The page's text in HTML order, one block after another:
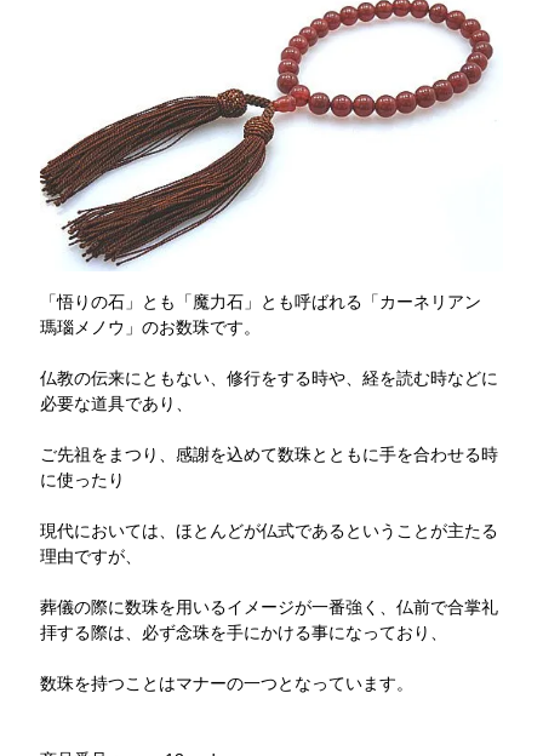
「悟りの石」とも「魔力石」とも呼ばれる「カーネリアン
瑪瑙メノウ」のお数珠です。
仏教の伝来にともない、修行をする時や、経を読む時などに
必要な道具であり、
ご先祖をまつり、感謝を込めて数珠とともに手を合わせる時
に使ったり
現代においては、ほとんどが仏式であるということが主たる
理由ですが、
葬儀の際に数珠を用いるイメージが一番強く、仏前で合掌礼
拝する際は、必ず念珠を手にかける事になっており、
数珠を持つことはマナーの一つとなっています。